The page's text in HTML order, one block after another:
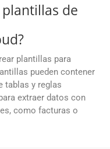
de
plantillas para
pueden contener
tablas y reglas
extraer datos con
como facturas o